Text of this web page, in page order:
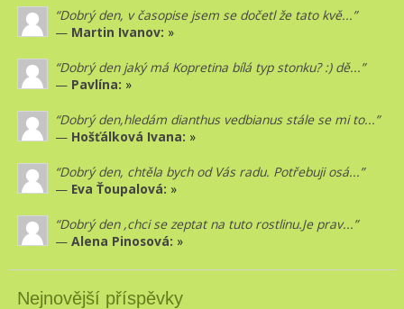
Dobrý den, v časopise jsem se dočetl že tato kvě...
— Martin Ivanov: »
Dobrý den jaký má Kopretina bílá typ stonku? :) dě...
— Pavlína: »
Dobrý den,hledám dianthus vedbianus stále se mi to...
— Hošťálková Ivana: »
Dobrý den, chtěla bych od Vás radu. Potřebuji osá...
— Eva Ťoupalová: »
Dobrý den ,chci se zeptat na tuto rostlinu.Je prav...
— Alena Pinosová: »
Nejnovější příspěvky